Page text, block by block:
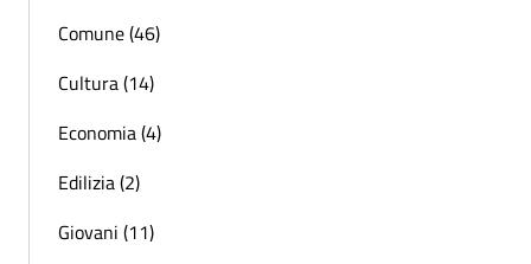
Comune (46)
Cultura (14)
Economia (4)
Edilizia (2)
Giovani (11)